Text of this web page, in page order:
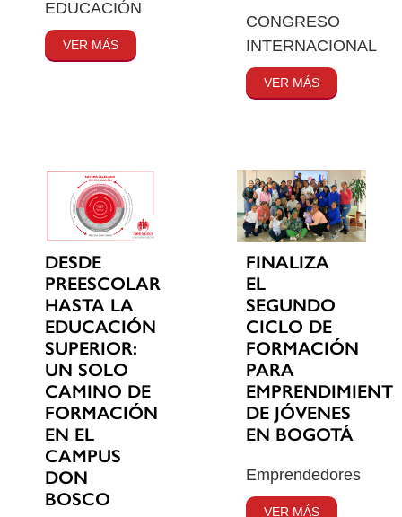
EDUCACIÓN
VER MÁS
CONGRESO
INTERNACIONAL
VER MÁS
DESDE
PREESCOLAR
HASTA LA
EDUCACIÓN
SUPERIOR:
UN SOLO
CAMINO DE
FORMACIÓN
EN EL
CAMPUS
DON
BOSCO
FINALIZA
EL
SEGUNDO
CICLO DE
FORMACIÓN
PARA
DE JÓVENES
EN BOGOTÁ
Emprendedores
VER MÁS